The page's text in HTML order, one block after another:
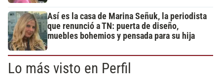
Así es la casa de Marina Señuk, la periodista
que renunció a TN: puerta de diseño,
muebles bohemios y pensada para su hija
Lo más visto en Perfil